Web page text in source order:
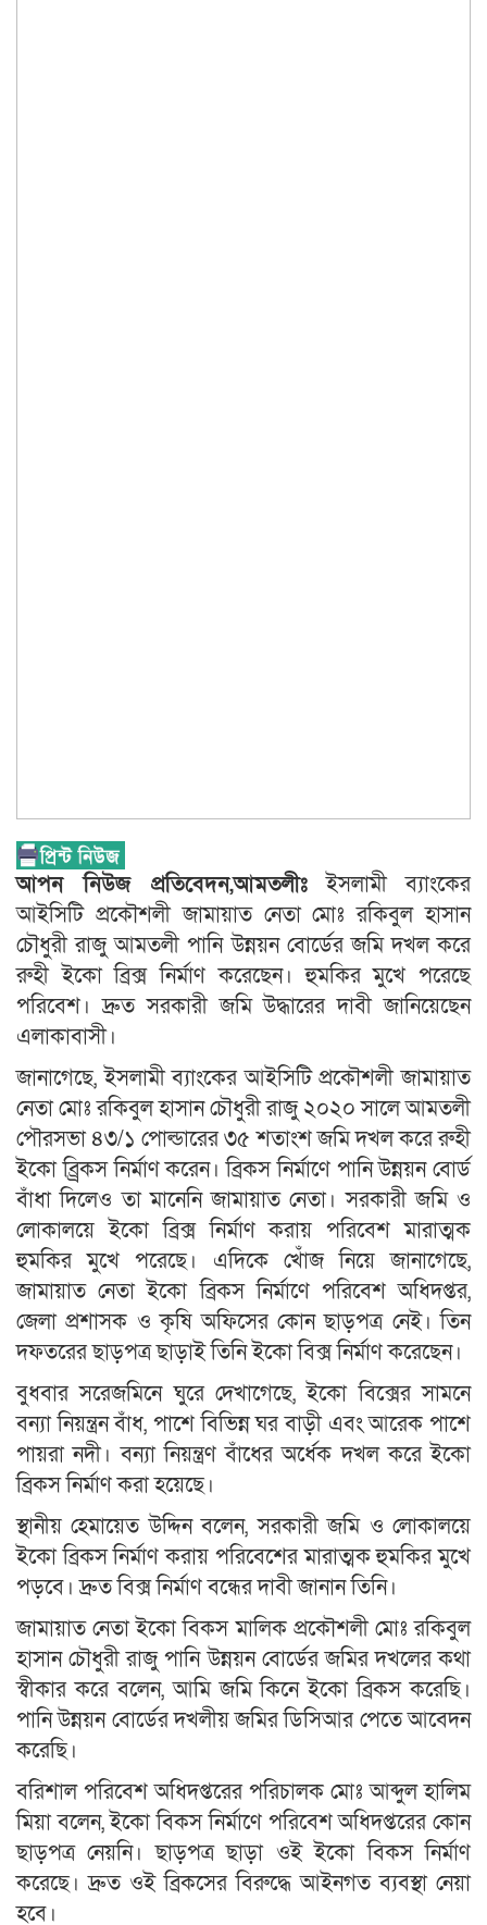
আপন নিউজ প্রতিবেদন,আমতলীঃ ইসলামী ব্যাংকের
আইসিটি প্রকৌশলী জামায়াত নেতা মোঃ রকিবুল হাসান
চৌধুরী রাজু আমতলী পানি উন্নয়ন বোর্ডের জমি দখল করে
রুহী ইকো ব্রিক্স নির্মাণ করেছেন। হুমকির মুখে পরেছে
পরিবেশ। দ্রুত সরকারী জমি উদ্ধারের দাবী জানিয়েছেন
এলাকাবাসী।
জানাগেছে, ইসলামী ব্যাংকের আইসিটি প্রকৌশলী জামায়াত
নেতা মোঃ রকিবুল হাসান চৌধুরী রাজু ২০২০ সালে আমতলী
পৌরসভা ৪৩/১ পোল্ডারের ৩৫ শতাংশ জমি দখল করে রুহী
ইকো ব্র্রিকস নির্মাণ করেন। ব্রিকস নির্মাণে পানি উন্নয়ন বোর্ড
বাঁধা দিলেও তা মানেনি জামায়াত নেতা। সরকারী জমি ও
লোকালয়ে ইকো ব্রিক্স নির্মাণ করায় পরিবেশ মারাত্মক
হুমকির মুখে পরেছে। এদিকে খোঁজ নিয়ে জানাগেছে,
জামায়াত নেতা ইকো ব্রিকস নির্মাণে পরিবেশ অধিদপ্তর,
জেলা প্রশাসক ও কৃষি অফিসের কোন ছাড়পত্র নেই। তিন
দফতরের ছাড়পত্র ছাড়াই তিনি ইকো বিক্স নির্মাণ করেছেন।
বুধবার সরেজমিনে ঘুরে দেখাগেছে, ইকো বিক্সের সামনে
বন্যা নিয়ন্ত্রন বাঁধ, পাশে বিভিন্ন ঘর বাড়ী এবং আরেক পাশে
পায়রা নদী। বন্যা নিয়ন্ত্রণ বাঁধের অর্ধেক দখল করে ইকো
ব্রিকস নির্মাণ করা হয়েছে।
স্থানীয় হেমায়েত উদ্দিন বলেন, সরকারী জমি ও লোকালয়ে
ইকো ব্রিকস নির্মাণ করায় পরিবেশের মারাত্মক হুমকির মুখে
পড়বে। দ্রুত বিক্স নির্মাণ বন্ধের দাবী জানান তিনি।
জামায়াত নেতা ইকো বিকস মালিক প্রকৌশলী মোঃ রকিবুল
হাসান চৌধুরী রাজু পানি উন্নয়ন বোর্ডের জমির দখলের কথা
স্বীকার করে বলেন, আমি জমি কিনে ইকো ব্রিকস করেছি।
পানি উন্নয়ন বোর্ডের দখলীয় জমির ডিসিআর পেতে আবেদন
করেছি।
বরিশাল পরিবেশ অধিদপ্তরের পরিচালক মোঃ আব্দুল হালিম
মিয়া বলেন, ইকো বিকস নির্মাণে পরিবেশ অধিদপ্তরের কোন
ছাড়পত্র নেয়নি। ছাড়পত্র ছাড়া ওই ইকো বিকস নির্মাণ
করেছে। দ্রুত ওই ব্রিকসের বিরুদ্ধে আইনগত ব্যবস্থা নেয়া
হবে।